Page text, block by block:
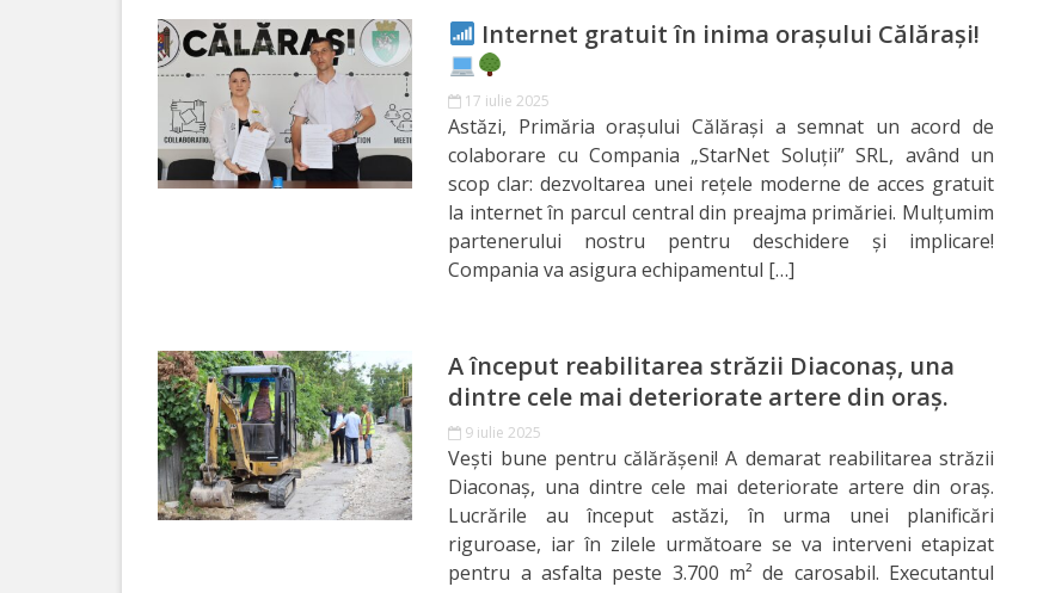
Relaţii
Publicul
Specialist
Comunală
Drumuri
Specialist
Internet gratuit în inima orașului Călărași!
17 iulie 2025
Astăzi, Primăria orașului Călărași a semnat un acord de
colaborare cu Compania „StarNet Soluții” SRL, având un
scop clar: dezvoltarea unei rețele moderne de acces gratuit
la internet în parcul central din preajma primăriei. Mulțumim
partenerului nostru pentru deschidere și implicare!
Compania va asigura echipamentul […]
A început reabilitarea străzii Diaconaș, una
dintre cele mai deteriorate artere din oraș.
9 iulie 2025
Vești bune pentru călărășeni! A demarat reabilitarea străzii
Diaconaș, una dintre cele mai deteriorate artere din oraș.
Lucrările au început astăzi, în urma unei planificări
riguroase, iar în zilele următoare se va interveni etapizat
pentru a asfalta peste 3.700 m² de carosabil. Executantul